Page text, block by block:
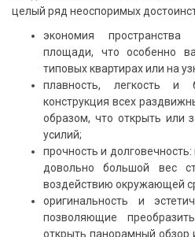
целый ряд неоспоримых
экономия
площади, что особенно
типовых квартирах или на
плавность, легкость и
конструкция всех
образом, что открыть или
усилий;
прочность и
довольно большой вес
воздействию окружающей
оригинальность и
позволяющие
открыть панорамный обзор